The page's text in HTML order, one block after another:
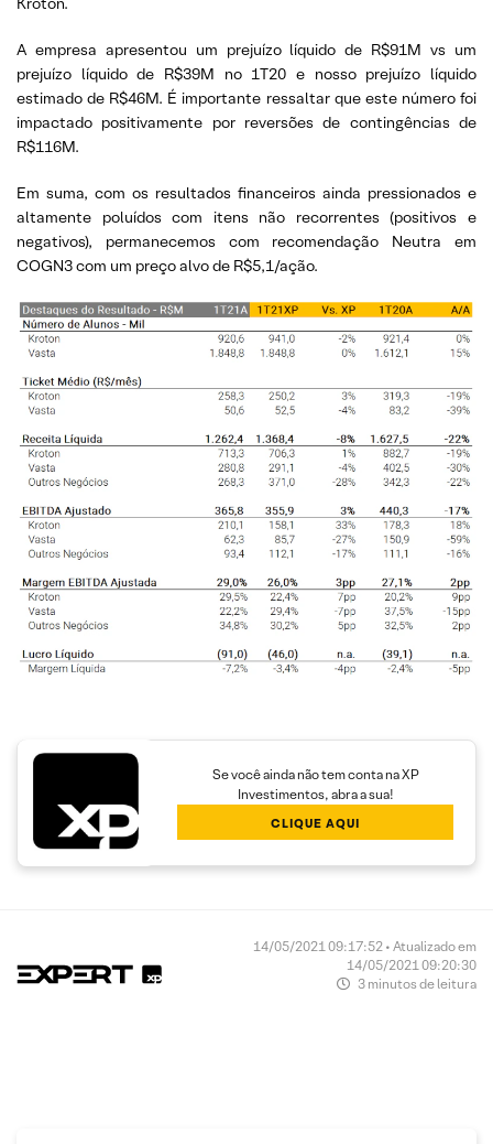
A empresa apresentou um prejuízo líquido de R$91M vs um
prejuízo líquido de R$39M no 1T20 e nosso prejuízo líquido
estimado de R$46M. É importante ressaltar que este número foi
impactado positivamente por reversões de contingências de
R$116M.
Em suma, com os resultados financeiros ainda pressionados e
altamente poluídos com itens não recorrentes (positivos e
negativos), permanecemos com recomendação Neutra em
COGN3 com um preço alvo de R$5,1/ação.
Se você ainda não tem conta na XP
Investimentos, abra a sua!
CLIQUE AQUI
14/05/2021 09:17:52 • Atualizado em
14/05/2021 09:20:30
3 minutos de leitura